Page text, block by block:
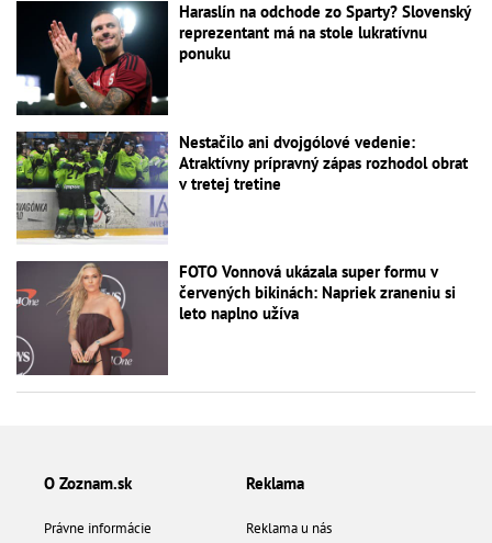
Haraslín na odchode zo Sparty? Slovenský
reprezentant má na stole lukratívnu
ponuku
Nestačilo ani dvojgólové vedenie:
Atraktívny prípravný zápas rozhodol obrat
v tretej tretine
FOTO Vonnová ukázala super formu v
červených bikinách: Napriek zraneniu si
leto naplno užíva
O Zoznam.sk
Právne informácie
Reklama
Reklama u nás